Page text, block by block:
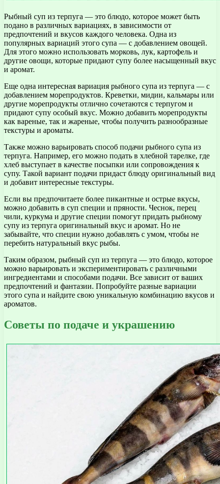
Рыбный суп из терпуга — это блюдо, которое может быть
подано в различных вариациях, в зависимости от
предпочтений и вкусов каждого человека. Одна из
популярных вариаций этого супа — с добавлением овощей.
Для этого можно использовать морковь, лук, картофель и
другие овощи, которые придают супу более насыщенный вкус
и аромат.
Еще одна интересная вариация рыбного супа из терпуга — с
добавлением морепродуктов. Креветки, мидии, кальмары или
другие морепродукты отлично сочетаются с терпугом и
придают супу особый вкус. Можно добавить морепродукты
как вареные, так и жареные, чтобы получить разнообразные
текстуры и ароматы.
Также можно варьировать способ подачи рыбного супа из
терпуга. Например, его можно подать в хлебной тарелке, где
хлеб выступает в качестве посыпки или сопровождения к
супу. Такой вариант подачи придаст блюду оригинальный вид
и добавит интересные текстуры.
Если вы предпочитаете более пикантные и острые вкусы,
можно добавить в суп специи и пряности. Чеснок, перец
чили, куркума и другие специи помогут придать рыбному
супу из терпуга оригинальный вкус и аромат. Но не
забывайте, что специи нужно добавлять с умом, чтобы не
перебить натуральный вкус рыбы.
Таким образом, рыбный суп из терпуга — это блюдо, которое
можно варьировать и экспериментировать с различными
ингредиентами и способами подачи. Все зависит от ваших
предпочтений и фантазии. Попробуйте разные вариации
этого супа и найдите свою уникальную комбинацию вкусов и
ароматов.
Советы по подаче и украшению